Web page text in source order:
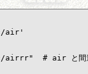
air'
# air と間違